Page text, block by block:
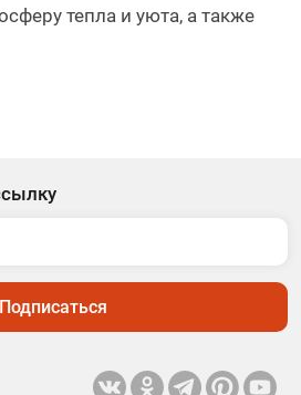
тепла и уюта, а также
Подписаться